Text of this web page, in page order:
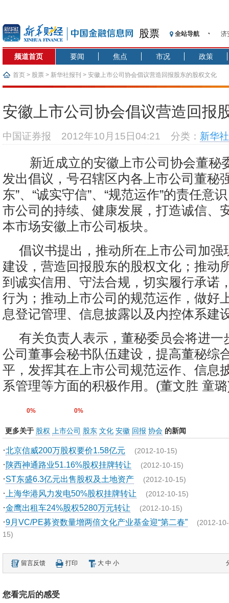
股票 全站导航
济
【
济
在
基
恒
频道首页 要闻 焦点 市况 政策
首页 > 股票 > 新华社报刊 > 安徽上市公司协会倡议营造回报股东的股权文化
安徽上市公司协会倡议营造回报
中国证券报 2012年10月15日04:21 分类： 新华
新近成立的安徽上市公司协会董秘
发出倡议，号召辖区内各上市公司董秘
东”、“诚实守信”、“规范运作”的责任意
市公司的持续、健康发展，打造诚信、
本市场安徽上市公司板块。
倡议书提出，推动所在上市公司加强
建设，营造回报股东的股权文化；推动
到诚实信用、守法合规，切实履行承诺
行为；推动上市公司的规范运作，做好
息登记管理、信息披露以及内控体系建
有关负责人表示，董秘委员会将进一
公司董事会秘书队伍建设，提高董秘综
平，发挥其在上市公司规范运作、信息
系管理等方面的积极作用。(董文胜 童
0% 0%
更多关于 股权 上市公司 股东 文化 安徽 回报 协会 的新闻
·北京信威200万股权要价1.58亿元 (2012-10-15)
·陕西神通路业51.16%股权挂牌转让 (2012-10-15)
·ST东盛6.3亿元出售股权及土地资产 (2012-10-15)
· 上海华港风力发电50%股权挂牌转让 (2012-10-15)
·金鹰出租车24%股权5280万元转让 (2012-10-15)
·9月VC/PE募资数量增两倍文化产业基金迎“第二春” (2012-10-
15)
留言反馈 打印 大 中 小
您看完后的感受